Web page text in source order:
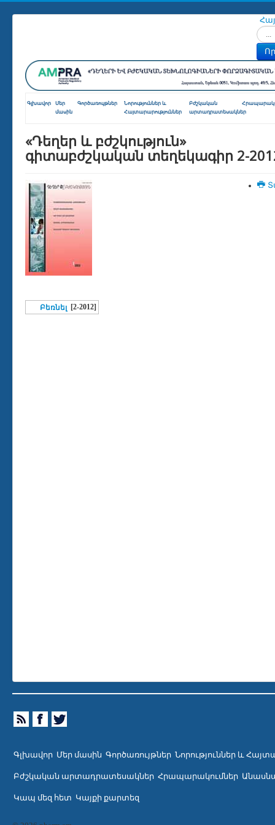
Գլխավոր
Մեր
մասին
Գործառույթներ
Նորություններ և
Հայտարարություններ
Բժշկական
արտադրատեսակներ
«Դեղեր և բժշկություն»
գիտաբժշկական տեղեկագիր 2-
Բեռնել [2-2012]
Գլխավոր Մեր մասին Գործառույթներ Նորություններ և
Բժշկական արտադրատեսակներ Հրապարակումներ
Կապ մեզ հետ Կայքի քարտեզ